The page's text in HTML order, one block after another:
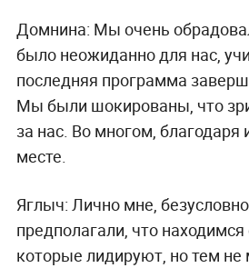
Домнина: Мы очень
было неожиданно для нас,
последняя программа
Мы были шокированы, что
за нас. Во многом,
месте.
Яглыч: Лично мне,
предполагали, что находимся
которые лидируют, но тем